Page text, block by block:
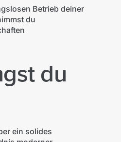
Betrieb deiner
du
du
ein solides